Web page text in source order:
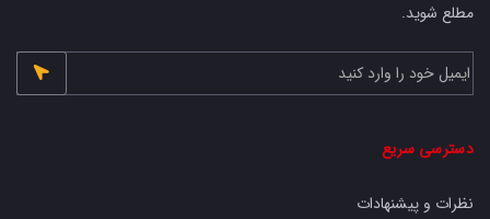
مطلع شوید.
دسترسی سریع
نظرات و پیشنهادات